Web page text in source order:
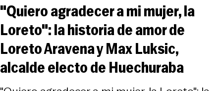
"Quiero agradecer a mi mujer, la
Loreto": la historia de amor de
Loreto Aravena y Max Luksic,
alcalde electo de Huechuraba